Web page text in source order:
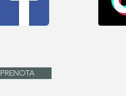
PRENOTA